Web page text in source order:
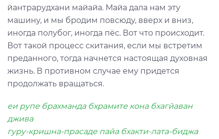
йантрарудхани майайа. Майа дала нам эту
машину, и мы бродим повсюду, вверх и вниз,
иногда полубог, иногда пёс. Вот что происходит.
Вот такой процесс скитания, если мы встретим
преданного, тогда начнется настоящая духовная
жизнь. В противном случае ему придется
продолжать вращаться.
еи рупе брахманда бхрамите кона бхагйаван
джива
гуру-кришна-прасаде пайа бхакти-лата-биджа